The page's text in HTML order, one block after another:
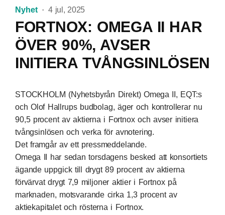
Nyhet 4 jul, 2025
FORTNOX: OMEGA II HAR
ÖVER 90%, AVSER
INITIERA TVÅNGSINLÖSEN
STOCKHOLM (Nyhetsbyrån Direkt) Omega II, EQT:s
och Olof Hallrups budbolag, äger och kontrollerar nu
90,5 procent av aktierna i Fortnox och avser initiera
tvångsinlösen och verka för avnotering.
Det framgår av ett pressmeddelande.
Omega II har sedan torsdagens besked att konsortiets
ägande uppgick till drygt 89 procent av aktierna
förvärvat drygt 7,9 miljoner aktier i Fortnox på
marknaden, motsvarande cirka 1,3 procent av
aktiekapitalet och rösterna i Fortnox.